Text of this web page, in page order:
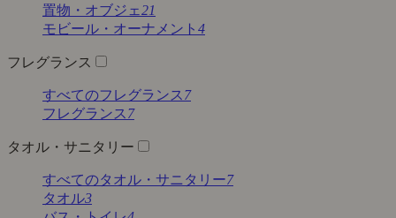
置物・オブジェ21
モビール・オーナメント 4
フレグランス
すべてのフレグランス 7
フレグランス 7
タオル・サニタリー
すべてのタオル・サニタリー7
タオル3